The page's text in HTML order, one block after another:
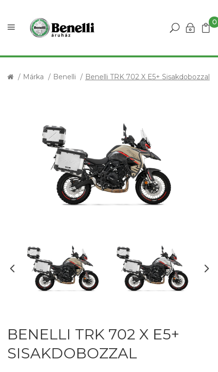
0
Márka Benelli Benelli TRK 702 X E5+ Sisakdobozzal
BENELLI TRK 702 X E5+
SISAKDOBOZZAL